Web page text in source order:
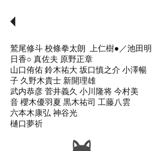
鷲尾修斗 校條拳太朗 上仁樹●／池田明
日香○ 真佐夫 原野正章
山口侑佑 鈴木祐大 坂口慎之介 小澤暢
子 久野木貴士 新開理雄
武内恭彦 菅井義久 小川隆将 今村美
音 櫻木優羽夏 黒木祐司 工藤八雲
六本木康弘 神谷光
樋口夢祈